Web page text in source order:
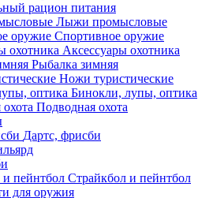
рацион питания
Лыжи промысловые
Спортивное оружие
Аксессуары охотника
Рыбалка зимняя
Ножи туристические
Бинокли, лупы, оптика
Подводная охота
Дартс, фрисби
Страйкбол и пейнтбол
для оружия